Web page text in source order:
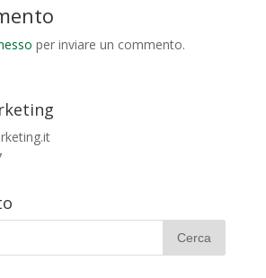
per inviare un commento.